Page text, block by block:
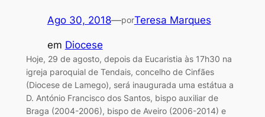
Ago 30, 2018—porTeresa Marques
em Diocese
Hoje, 29 de agosto, depois da Eucaristia às 17h30 na
igreja paroquial de Tendais, concelho de Cinfães
(Diocese de Lamego), será inaugurada uma estátua a
D. António Francisco dos Santos, bispo auxiliar de
Braga (2004-2006), bispo de Aveiro (2006-2014) e